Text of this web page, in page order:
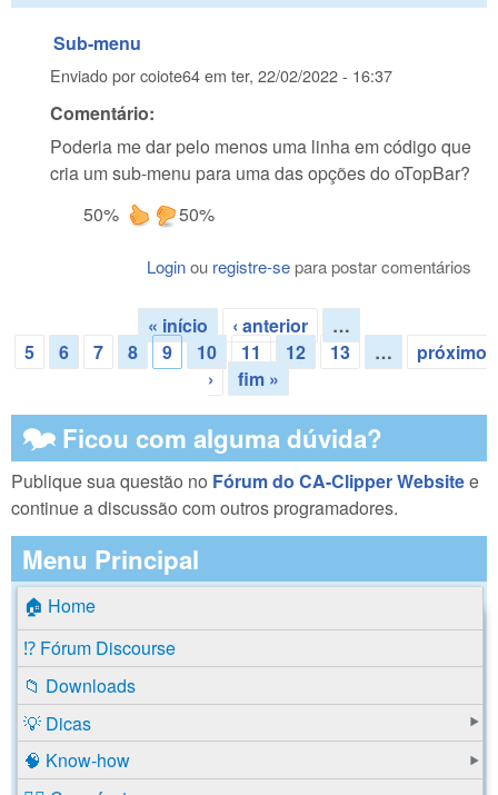
Sub-menu
Enviado porcoiote64em ter, 22/02/2022 - 16:37
Comentário:
Poderia me dar pelo menos uma linha em código que
cria um sub-menu para uma das opções do oTopBar?
50%
50%
Loginou registre-separa postar comentários
Páginas
« início ‹ anterior
…
5
6 7 8 9 10 11 12 13 …
próximo
›
fim »
🗫 Ficou com alguma dúvida?
Publique sua questão no Fórum do CA-Clipper Websitee
continue a discussão com outros programadores.
Menu Principal
🏠 Home
⁉️ Fórum Discourse
📁 Downloads
💡 Dicas
🧠 Know-how